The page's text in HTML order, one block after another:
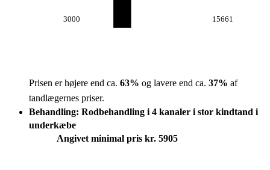
3000 15661
Prisen er højere end ca. 63% og lavere end ca. 37% af
tandlægernes priser.
Behandling: Rodbehandling i 4 kanaler i stor kindtand i
underkæbe
Angivet minimal pris kr. 5905